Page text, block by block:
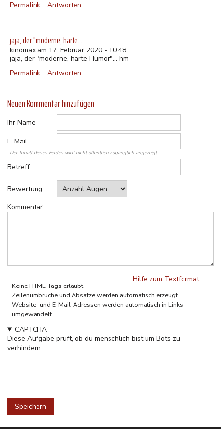
Permalink
Antworten
jaja, der "moderne, harte…
kinomax am 17. Februar 2020 - 10:48
jaja, der "moderne, harte Humor"... hm
Permalink
Antworten
Neuen Kommentar hinzufügen
Ihr Name
E-Mail
Der Inhalt dieses Feldes wird nicht öffentlich zugänglich angezeigt.
Betreff
Bewertung
Kommentar
Hilfe zum Textformat
Keine HTML-Tags erlaubt.
Zeilenumbrüche und Absätze werden automatisch erzeugt.
Website- und E-Mail-Adressen werden automatisch in Links
umgewandelt.
CAPTCHA
Diese Aufgabe prüft, ob du menschlich bist um Bots zu
verhindern.